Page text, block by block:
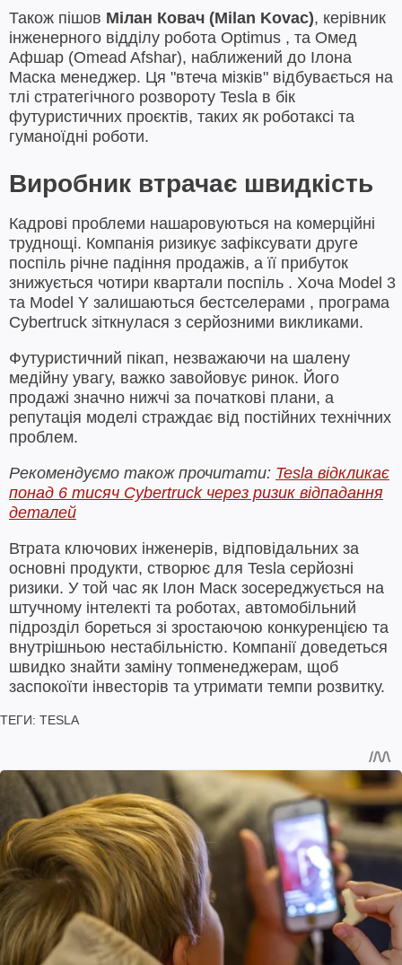
Також пішов Мілан Ковач (Milan Kovac), керівник
інженерного відділу робота Optimus , та Омед
Афшар (Omead Afshar), наближений до Ілона
Маска менеджер. Ця "втеча мізків" відбувається на
тлі стратегічного розвороту Tesla в бік
футуристичних проєктів, таких як роботаксі та
гуманоїдні роботи.
Виробник втрачає швидкість
Кадрові проблеми нашаровуються на комерційні
труднощі. Компанія ризикує зафіксувати друге
поспіль річне падіння продажів, а її прибуток
знижується чотири квартали поспіль . Хоча Model 3
та Model Y залишаються бестселерами , програма
Cybertruck зіткнулася з серйозними викликами.
Футуристичний пікап, незважаючи на шалену
медійну увагу, важко завойовує ринок. Його
продажі значно нижчі за початкові плани, а
репутація моделі страждає від постійних технічних
проблем.
Рекомендуємо також прочитати: Tesla відкликає
понад 6 тисяч Cybertruck через ризик відпадання
деталей
Втрата ключових інженерів, відповідальних за
основні продукти, створює для Tesla серйозні
ризики. У той час як Ілон Маск зосереджується на
штучному інтелекті та роботах, автомобільний
підрозділ бореться зі зростаючою конкуренцією та
внутрішньою нестабільністю. Компанії доведеться
швидко знайти заміну топменеджерам, щоб
заспокоїти інвесторів та утримати темпи розвитку.
ТЕГИ: TESLA